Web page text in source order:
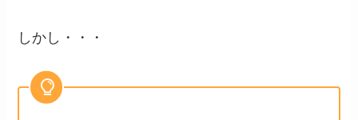
しかし・・・